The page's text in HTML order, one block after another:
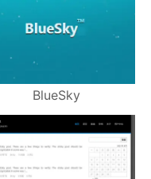
BlueSky